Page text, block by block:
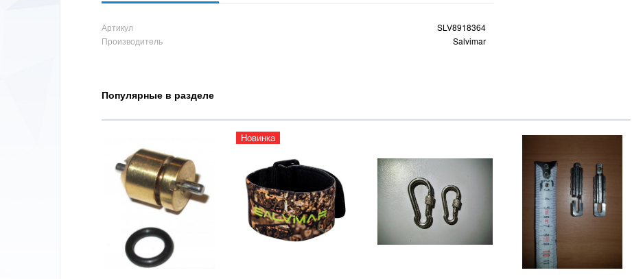
Артикул
SLV8918364
Производитель
Salvimar
Популярные в разделе
Новинка